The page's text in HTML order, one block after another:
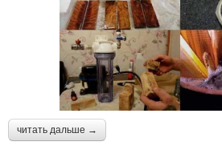
читать дальше →